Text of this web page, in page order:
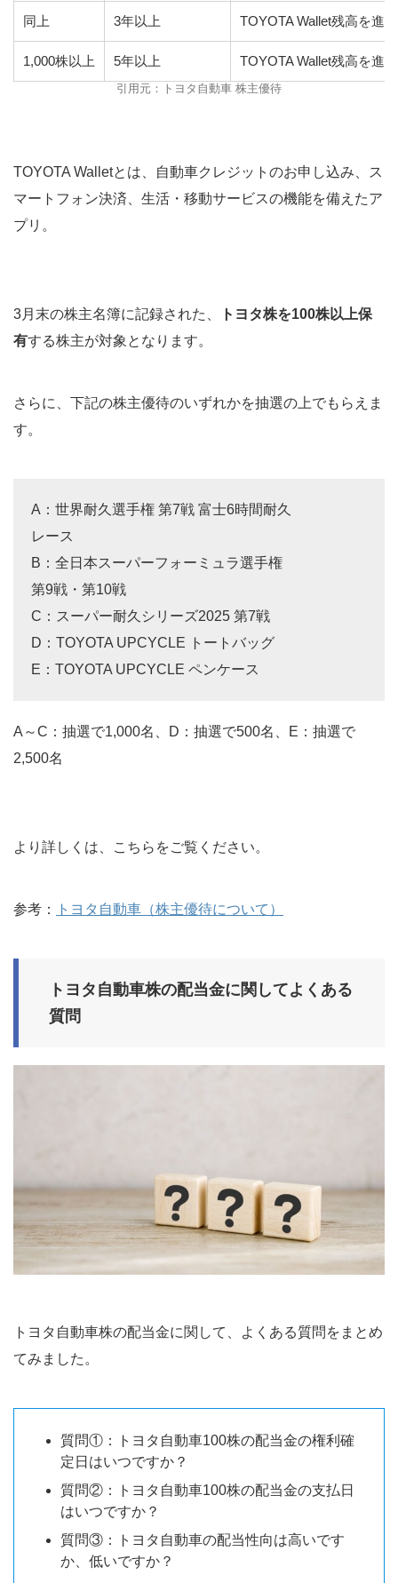
同上 3年以上 TOYOTA Wallet残高を進
1,000株以上 5年以上 TOYOTA Wallet残高を進
引用元：トヨタ自動車 株主優待
TOYOTA Walletとは、自動車クレジットのお申し込み、ス
マートフォン決済、生活・移動サービスの機能を備えたア
プリ。
3月末の株主名簿に記録された、
トヨタ株を100株以上保
有する株主が対象となります。
さらに、下記の株主優待のいずれかを抽選の上でもらえま
す。
A：世界耐久選手権 第7戦 富士6時間耐久
レース
B：全日本スーパーフォーミュラ選手権
第9戦・第10戦
C：スーパー耐久シリーズ2025 第7戦
D：TOYOTA UPCYCLE トートバッグ
E：TOYOTA UPCYCLE ペンケース
A～C：抽選で1,000名、D：抽選で500名、E：抽選で
2,500名
より詳しくは、こちらをご覧ください。
参考： トヨタ自動車（株主優待について）
トヨタ自動車株の配当金に関してよくある
質問
トヨタ自動車株の配当金に関して、よくある質問をまとめ
てみました。
質問①：トヨタ自動車100株の配当金の権利確
定日はいつですか？
質問②：トヨタ自動車100株の配当金の支払日
はいつですか？
質問③：トヨタ自動車の配当性向は高いです
か、低いですか？